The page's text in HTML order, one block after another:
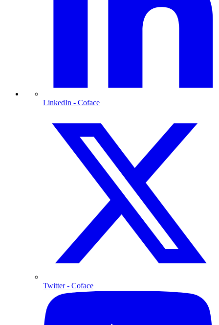
LinkedIn - Coface
Twitter- Coface